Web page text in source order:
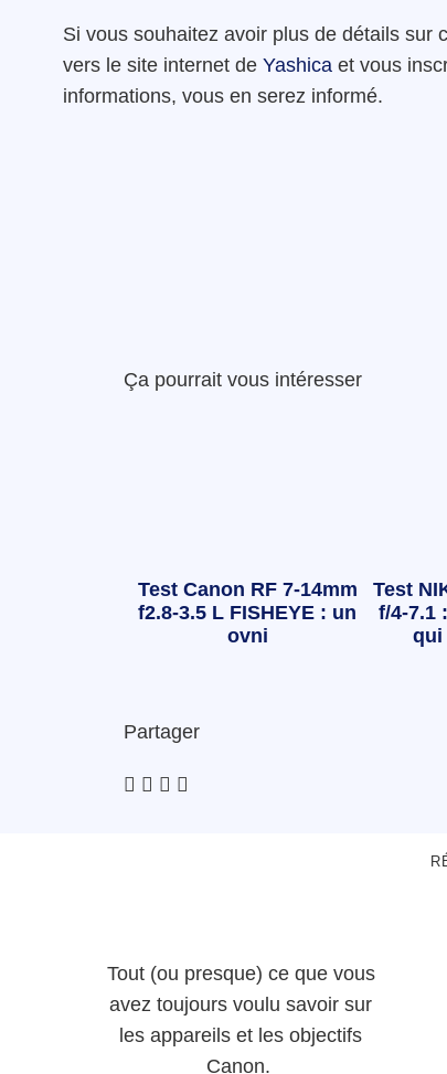
Si vous souhaitez avoir plus de détails sur
vers le site internet de Yashica et vous
informations, vous en serez informé.
Ça pourrait vous intéresser
Test Canon RF 7-14mm
f2.8-3.5 L FISHEYE : un
ovni
Test
f/4-7.1
qui
Partager
Tout (ou presque) ce que vous
avez toujours voulu savoir sur
les appareils et les objectifs
Canon.